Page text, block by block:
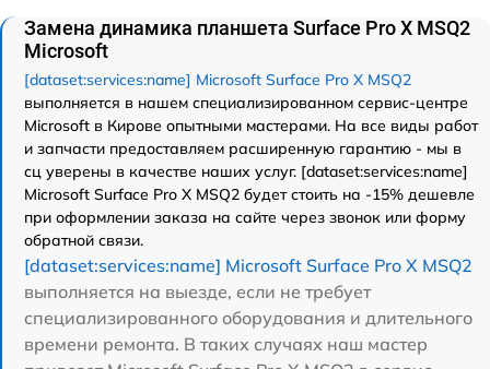
Замена динамика планшета Surface Pro X MSQ2
Microsoft
[dataset:services:name] Microsoft Surface Pro X MSQ2
выполняется в нашем специализированном сервис-центре
Microsoft в Кирове опытными мастерами. На все виды работ
и запчасти предоставляем расширенную гарантию - мы в
сц уверены в качестве наших услуг. [dataset:services:name]
Microsoft Surface Pro X MSQ2 будет стоить на -15% дешевле
при оформлении заказа на сайте через звонок или форму
обратной связи.
[dataset:services:name] Microsoft Surface Pro X MSQ2
выполняется на выезде, если не требует
специализированного оборудования и длительного
времени ремонта. В таких случаях наш мастер